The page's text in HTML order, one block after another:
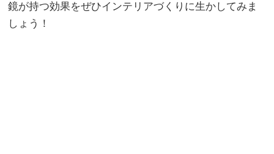
鏡が持つ効果をぜひインテリアづくりに生かしてみま
しょう！